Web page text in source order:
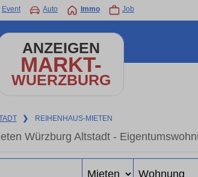
Event Auto Immo Job
ANZEIGEN
MARKT-
WUERZBURG
❯ REIHENHAUS-MIETEN
Würzburg Altstadt -